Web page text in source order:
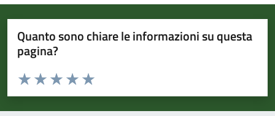
Quanto sono chiare le informazioni su questa
pagina?
Valuta da 1 a 5 stelle la pagina
Valuta 5 stelle su 5
Valuta 4 stelle su 5
Valuta 3 stelle su 5
Valuta 2 stelle su 5
Valuta 1 stelle su 5